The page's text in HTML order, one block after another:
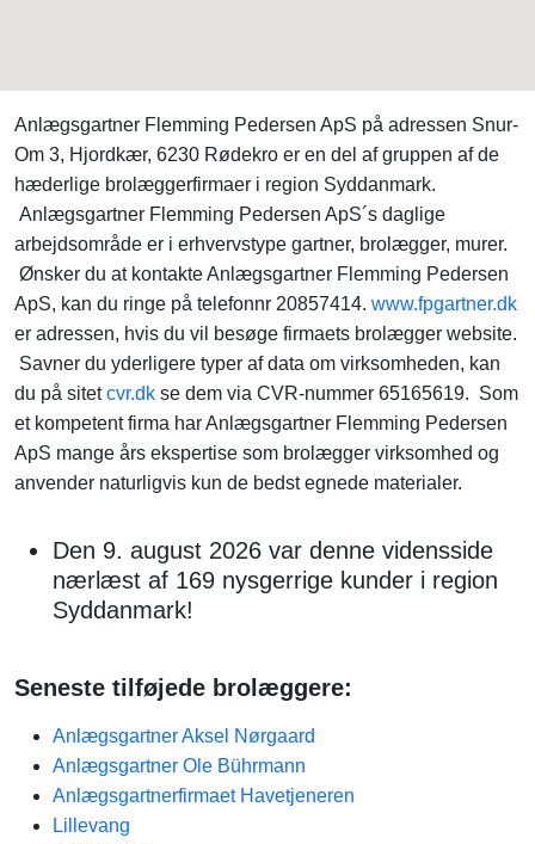
Anlægsgartner Flemming Pedersen ApS på adressen Snur-
Om 3, Hjordkær, 6230 Rødekro er en del af gruppen af de
hæderlige brolæggerfirmaer i region Syddanmark.
Anlægsgartner Flemming Pedersen ApS´s daglige
arbejdsområde er i erhvervstype gartner, brolægger, murer.
Ønsker du at kontakte Anlægsgartner Flemming Pedersen
ApS, kan du ringe på telefonnr 20857414. www.fpgartner.dk
er adressen, hvis du vil besøge firmaets brolægger website.
Savner du yderligere typer af data om virksomheden, kan
du på sitetcvr.dk se dem via CVR-nummer 65165619. Som
et kompetent firma har Anlægsgartner Flemming Pedersen
ApS mange års ekspertise som brolægger virksomhed og
anvender naturligvis kun de bedst egnede materialer.
Den 9. august 2026 var denne vidensside
nærlæst af 169 nysgerrige kunder i region
Syddanmark!
Seneste tilføjede brolæggere:
Anlægsgartner Aksel Nørgaard
Anlægsgartner Ole Bührmann
Anlægsgartnerfirmaet Havetjeneren
Lillevang